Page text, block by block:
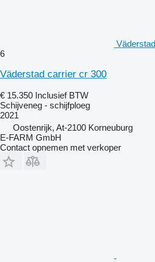
6
Väderstad carrier cr 300
€ 15.350 Inclusief BTW
Schijveneg - schijfploeg
2021
Oostenrijk, At-2100 Korneuburg
E-FARM GmbH
Contact opnemen met verkoper